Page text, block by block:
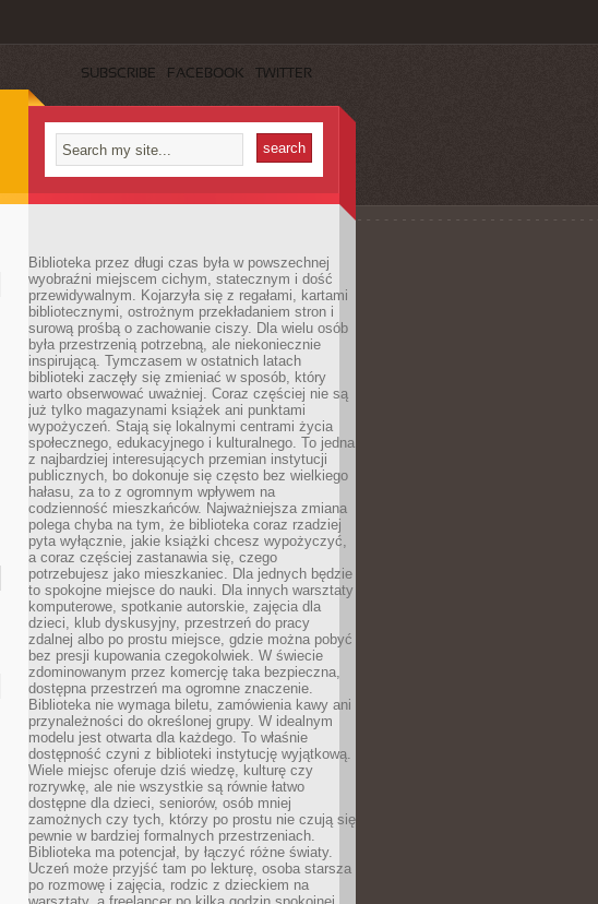
SUBSCRIBE FACEBOOK TWITTER
Biblioteka przez długi czas była w powszechnej
wyobraźni miejscem cichym, statecznym i dość
przewidywalnym. Kojarzyła się z regałami, kartami
bibliotecznymi, ostrożnym przekładaniem stron i
surową prośbą o zachowanie ciszy. Dla wielu osób
była przestrzenią potrzebną, ale niekoniecznie
inspirującą. Tymczasem w ostatnich latach
biblioteki zaczęły się zmieniać w sposób, który
warto obserwować uważniej. Coraz częściej nie są
już tylko magazynami książek ani punktami
wypożyczeń. Stają się lokalnymi centrami życia
społecznego, edukacyjnego i kulturalnego. To jedna
z najbardziej interesujących przemian instytucji
publicznych, bo dokonuje się często bez wielkiego
hałasu, za to z ogromnym wpływem na
codzienność mieszkańców. Najważniejsza zmiana
polega chyba na tym, że biblioteka coraz rzadziej
pyta wyłącznie, jakie książki chcesz wypożyczyć,
a coraz częściej zastanawia się, czego
potrzebujesz jako mieszkaniec. Dla jednych będzie
to spokojne miejsce do nauki. Dla innych warsztaty
komputerowe, spotkanie autorskie, zajęcia dla
dzieci, klub dyskusyjny, przestrzeń do pracy
zdalnej albo po prostu miejsce, gdzie można pobyć
bez presji kupowania czegokolwiek. W świecie
zdominowanym przez komercję taka bezpieczna,
dostępna przestrzeń ma ogromne znaczenie.
Biblioteka nie wymaga biletu, zamówienia kawy ani
przynależności do określonej grupy. W idealnym
modelu jest otwarta dla każdego. To właśnie
dostępność czyni z biblioteki instytucję wyjątkową.
Wiele miejsc oferuje dziś wiedzę, kulturę czy
rozrywkę, ale nie wszystkie są równie łatwo
dostępne dla dzieci, seniorów, osób mniej
zamożnych czy tych, którzy po prostu nie czują się
pewnie w bardziej formalnych przestrzeniach.
Biblioteka ma potencjał, by łączyć różne światy.
Uczeń może przyjść tam po lekturę, osoba starsza
po rozmowę i zajęcia, rodzic z dzieckiem na